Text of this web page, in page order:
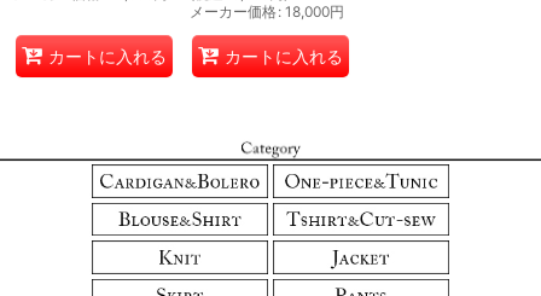
カートに入れる
メーカー価格: 18,000円
カートに入れる